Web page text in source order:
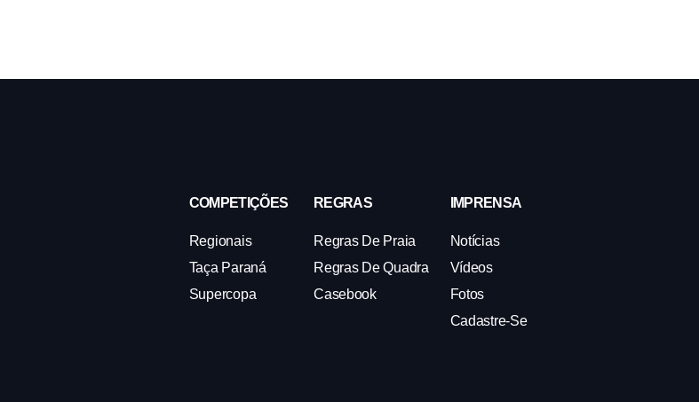
COMPETIÇÕES
Regionais
Taça Paraná
Supercopa
REGRAS
Regras De Praia
Regras De Quadra
Casebook
IMPRENSA
Notícias
Vídeos
Fotos
Cadastre-Se